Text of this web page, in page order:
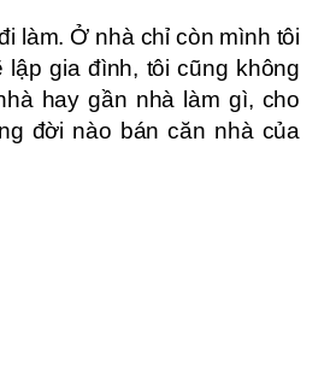
làm. Ở nhà chỉ còn mình tôi
gia đình, tôi cũng không
hay gần nhà làm gì, cho
đời nào bán căn nhà của